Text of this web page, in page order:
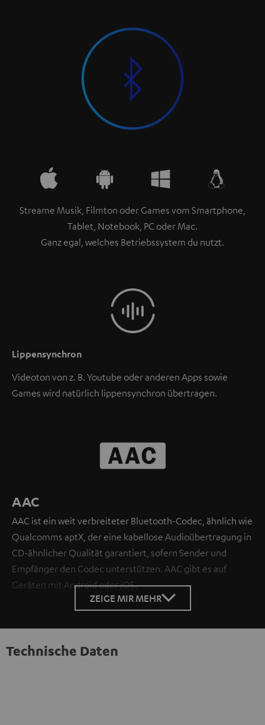
Streame Musik, Filmton oder Games vom Smartphone,
Tablet, Notebook, PC oder Mac.
Ganz egal, welches Betriebssystem du nutzt.
Lippensynchron
Videoton von z. B. Youtube oder anderen Apps sowie
Games wird natürlich lippensynchron übertragen.
AAC
AAC ist ein weit verbreiteter Bluetooth-Codec, ähnlich wie
Qualcomms aptX, der eine kabellose Audioübertragung in
CD-ähnlicher Qualität garantiert, sofern Sender und
Empfänger den Codec unterstützen. AAC gibt es auf
Geräten mit Android oder iOS.
ZEIGE MIR MEHR
Technische Daten